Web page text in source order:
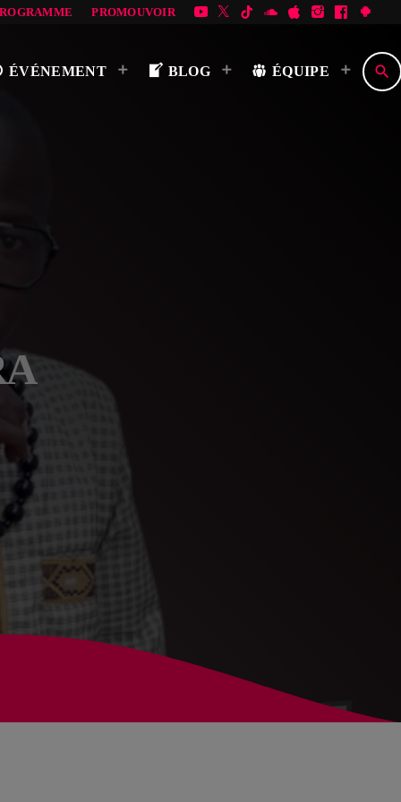
PROMOUVOIR
ÉVÉNEMENT BLOG ÉQUIPE search